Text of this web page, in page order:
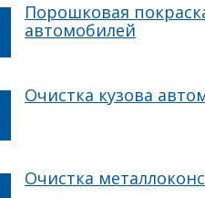
Порошковая
автомобилей
Очистка кузова
Очистка